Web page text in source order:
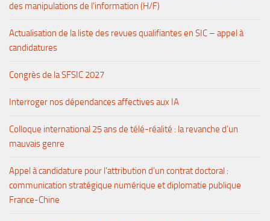
des manipulations de l’information (H/F)
Actualisation de la liste des revues qualifiantes en SIC – appel à
candidatures
Congrès de la SFSIC 2027
Interroger nos dépendances affectives aux IA
Colloque international 25 ans de télé-réalité : la revanche d’un
mauvais genre
Appel à candidature pour l’attribution d’un contrat doctoral :
communication stratégique numérique et diplomatie publique
France-Chine